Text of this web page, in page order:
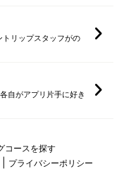
リップスタッフがの
自がアプリ片手に好き
コースを探す
プライバシーポリシー